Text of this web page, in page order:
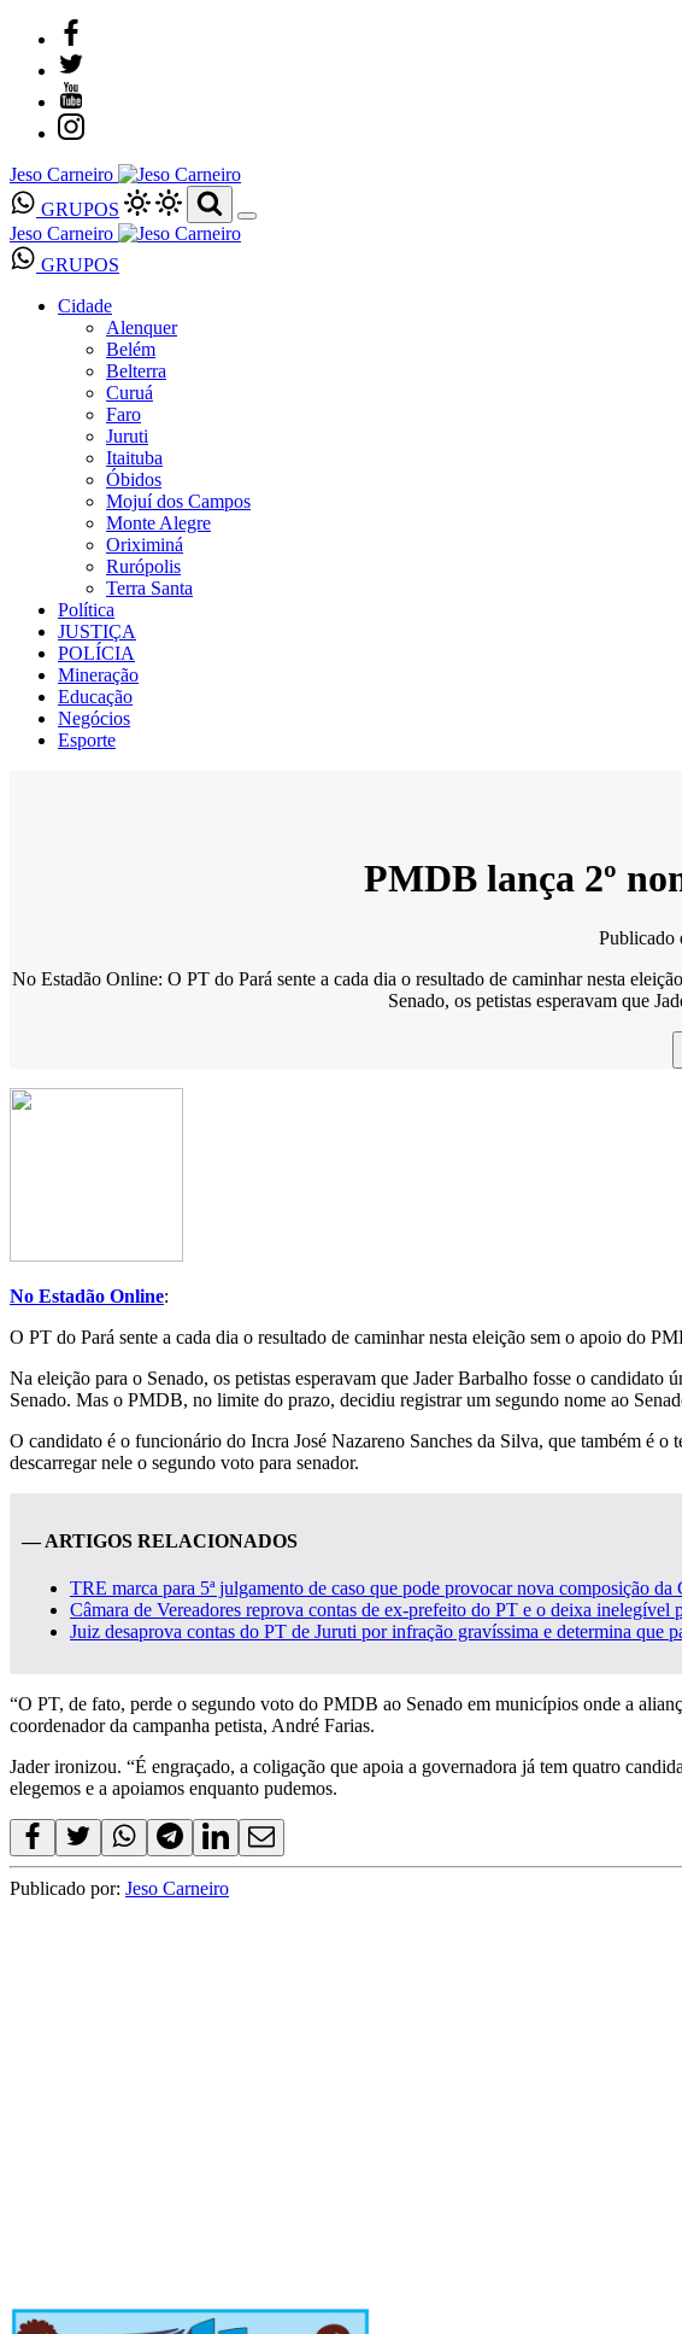
Jeso Carneiro
GRUPOS
Jeso Carneiro
GRUPOS
Cidade
Alenquer
Belém
Belterra
Curuá
Faro
Juruti
Itaituba
Óbidos
Mojuí dos Campos
Monte Alegre
Oriximiná
Rurópolis
Terra Santa
Política
JUSTIÇA
POLÍCIA
Mineração
Educação
Negócios
Esporte
PMDB lança 2º
Publicado
No Estadão Online: O PT do Pará sente a cada dia o resultado de caminhar nesta
Senado, os petistas esperavam que
No Estadão Online:
O PT do Pará sente a cada dia o resultado de caminhar nesta eleição sem o apoio do
Na eleição para o Senado, os petistas esperavam que Jader Barbalho fosse o
Senado. Mas o PMDB, no limite do prazo, decidiu registrar um segundo nome ao
O candidato é o funcionário do Incra José Nazareno Sanches da Silva, que também é
descarregar nele o segundo voto para senador.
— ARTIGOS RELACIONADOS
TRE marca para 5ª julgamento de caso que pode provocar nova composição
Câmara de Vereadores reprova contas de ex-prefeito do PT e o deixa inelegível
Juiz desaprova contas do PT de Juruti por infração gravíssima e determina que
“O PT, de fato, perde o segundo voto do PMDB ao Senado em municípios onde a
coordenador da campanha petista, André Farias.
Jader ironizou. “É engraçado, a coligação que apoia a governadora já tem quatro
elegemos e a apoiamos enquanto pudemos.
Publicado por: Jeso Carneiro